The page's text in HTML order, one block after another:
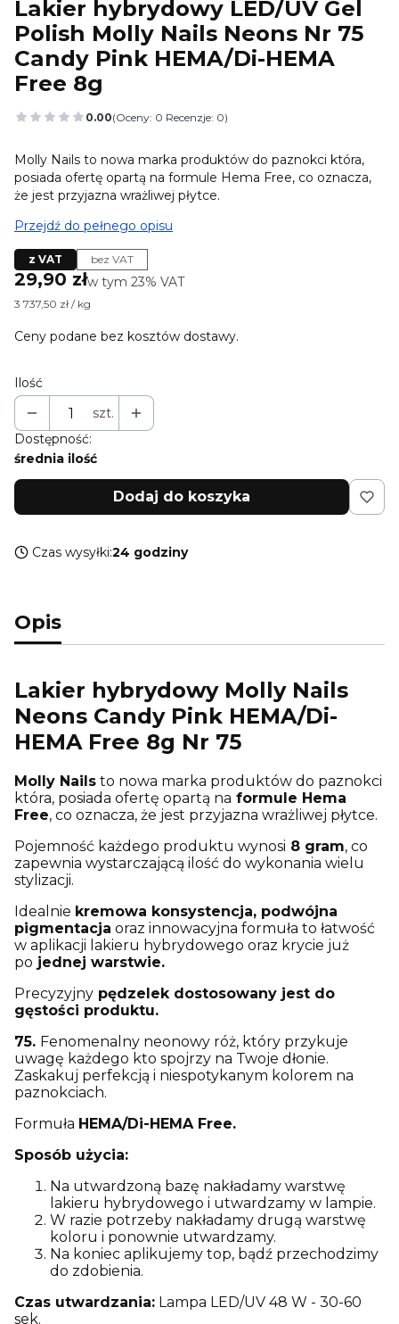
Lakier hybrydowy LED/UV Gel
Polish Molly Nails Neons Nr 75
Candy Pink HEMA/Di-HEMA
Free 8g
0.00(Oceny: 0 Recenzje: 0)
Przejdź do sekcji Opinie
Molly Nails to nowa marka produktów do paznokci która,
posiada ofertę opartą na formule Hema Free, co oznacza,
że jest przyjazna wrażliwej płytce.
Przejdź do pełnego opisu
z VAT bez VAT
Cena
29,90 złw tym 23% VAT
w tym 23% VAT
3 737,50 zł / kg
Ceny podane bez kosztów dostawy.
Ilość
szt.
Dostępność:
średnia ilość
Dodaj do koszyka
Czas wysyłki:24 godziny
Opis
Lakier hybrydowy Molly Nails
Neons Candy Pink HEMA/Di-
HEMA Free 8g Nr 75
Molly Nails to nowa marka produktów do paznokci
która, posiada ofertę opartą na formule Hema
Free, co oznacza, że jest przyjazna wrażliwej płytce.
Pojemność każdego produktu wynosi 8 gram, co
zapewnia wystarczającą ilość do wykonania wielu
stylizacji.
Idealnie kremowa konsystencja, podwójna
pigmentacja oraz innowacyjna formuła to łatwość
w aplikacji lakieru hybrydowego oraz krycie już
po jednej warstwie.
Precyzyjny pędzelek dostosowany jest do
gęstości produktu.
75. Fenomenalny neonowy róż, który przykuje
uwagę każdego kto spojrzy na Twoje dłonie.
Zaskakuj perfekcją i niespotykanym kolorem na
paznokciach.
Formuła HEMA/Di-HEMA Free.
Sposób użycia:
Na utwardzoną bazę nakładamy warstwę
lakieru hybrydowego i utwardzamy w lampie.
W razie potrzeby nakładamy drugą warstwę
koloru i ponownie utwardzamy.
Na koniec aplikujemy top, bądź przechodzimy
do zdobienia.
Czas utwardzania: Lampa LED/UV 48 W - 30-60
sek.